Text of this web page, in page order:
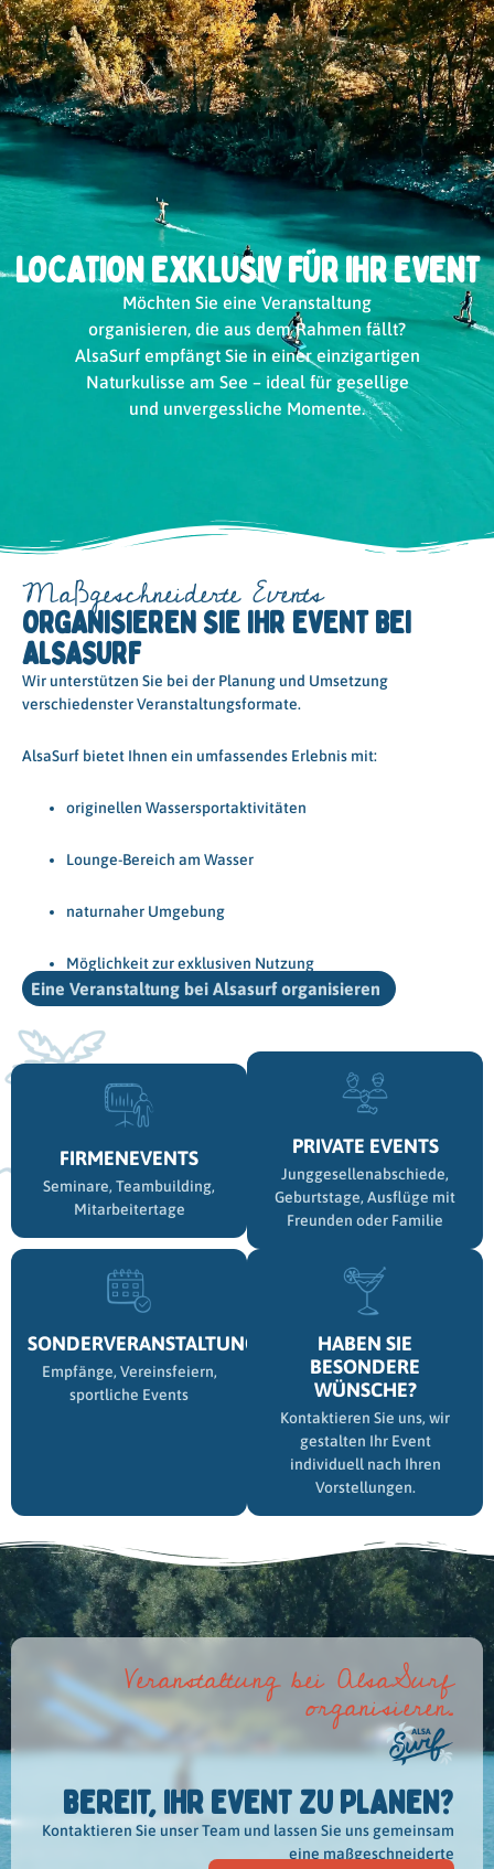
LOCATION EXKLUSIV FÜR IHR EVENT
Möchten Sie eine Veranstaltung
organisieren, die aus dem Rahmen fällt?
AlsaSurf empfängt Sie in einer einzigartigen
Naturkulisse am See – ideal für gesellige
und unvergessliche Momente.
Maßgeschneiderte Events
ORGANISIEREN SIE IHR EVENT BEI
ALSASURF
Wir unterstützen Sie bei der Planung und Umsetzung
verschiedenster Veranstaltungsformate.
AlsaSurf bietet Ihnen ein umfassendes Erlebnis mit:
originellen Wassersportaktivitäten
Lounge-Bereich am Wasser
naturnaher Umgebung
Möglichkeit zur exklusiven Nutzung
Eine Veranstaltung bei Alsasurf organisieren
FIRMENEVENTS
Seminare, Teambuilding,
Mitarbeitertage
PRIVATE EVENTS
Junggesellenabschiede,
Geburtstage, Ausflüge mit
Freunden oder Familie
SONDERVERANSTALTUNGEN
Empfänge, Vereinsfeiern,
sportliche Events
HABEN SIE
BESONDERE
WÜNSCHE?
Kontaktieren Sie uns, wir
gestalten Ihr Event
individuell nach Ihren
Vorstellungen.
Veranstaltung bei AlsaSurf
organisieren.
BEREIT, IHR EVENT ZU PLANEN?
Kontaktieren Sie unser Team und lassen Sie uns gemeinsam
eine maßgeschneiderte